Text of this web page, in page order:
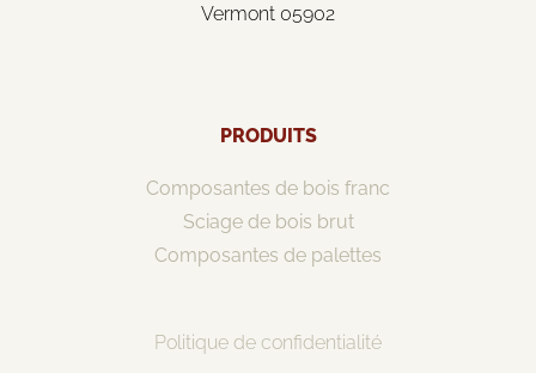
Vermont 05902
PRODUITS
Composantes de bois franc
Sciage de bois brut
Composantes de palettes
Politique de confidentialité